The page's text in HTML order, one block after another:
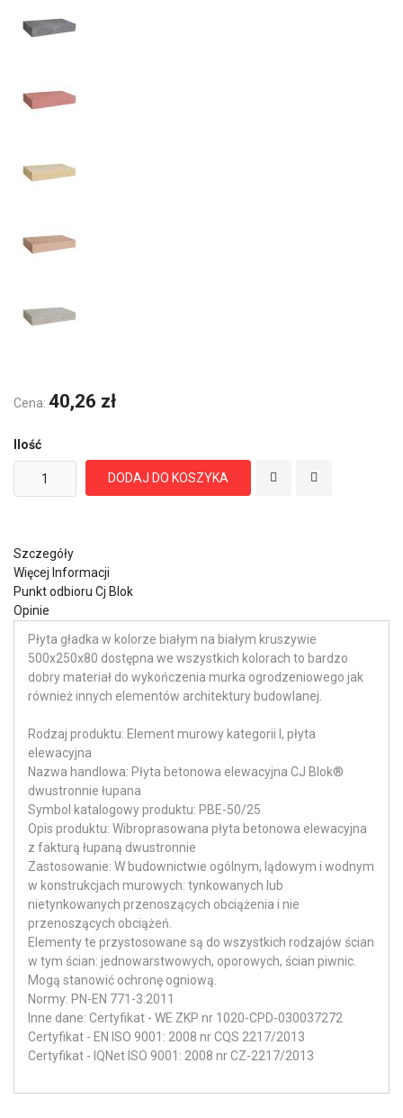
Cena: 40,26 zł
Ilość
DODAJ DO KOSZYKA
Szczegóły
Więcej Informacji
Punkt odbioru Cj Blok
Opinie
Płyta gładka w kolorze białym na białym kruszywie
500x250x80 dostępna we wszystkich kolorach to bardzo
dobry materiał do wykończenia murka ogrodzeniowego jak
również innych elementów architektury budowlanej.
Rodzaj produktu: Element murowy kategorii I, płyta
elewacyjna
Nazwa handlowa: Płyta betonowa elewacyjna CJ Blok®
dwustronnie łupana
Symbol katalogowy produktu: PBE-50/25
Opis produktu: Wibroprasowana płyta betonowa elewacyjna
z fakturą łupaną dwustronnie
Zastosowanie: W budownictwie ogólnym, lądowym i wodnym
w konstrukcjach murowych: tynkowanych lub
nietynkowanych przenoszących obciążenia i nie
przenoszących obciążeń.
Elementy te przystosowane są do wszystkich rodzajów ścian
w tym ścian: jednowarstwowych, oporowych, ścian piwnic.
Mogą stanowić ochronę ogniową.
Normy: PN-EN 771-3:2011
Inne dane: Certyfikat - WE ZKP nr 1020-CPD-030037272
Certyfikat - EN ISO 9001: 2008 nr CQS 2217/2013
Certyfikat - IQNet ISO 9001: 2008 nr CZ-2217/2013